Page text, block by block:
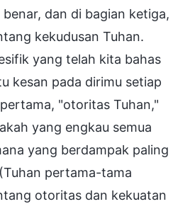
dan di bagian ketiga,
kekudusan Tuhan.
yang telah kita bahas
kesan pada dirimu setiap
"otoritas Tuhan,"
yang engkau semua
yang berdampak paling
pertama-tama
otoritas dan kekuatan